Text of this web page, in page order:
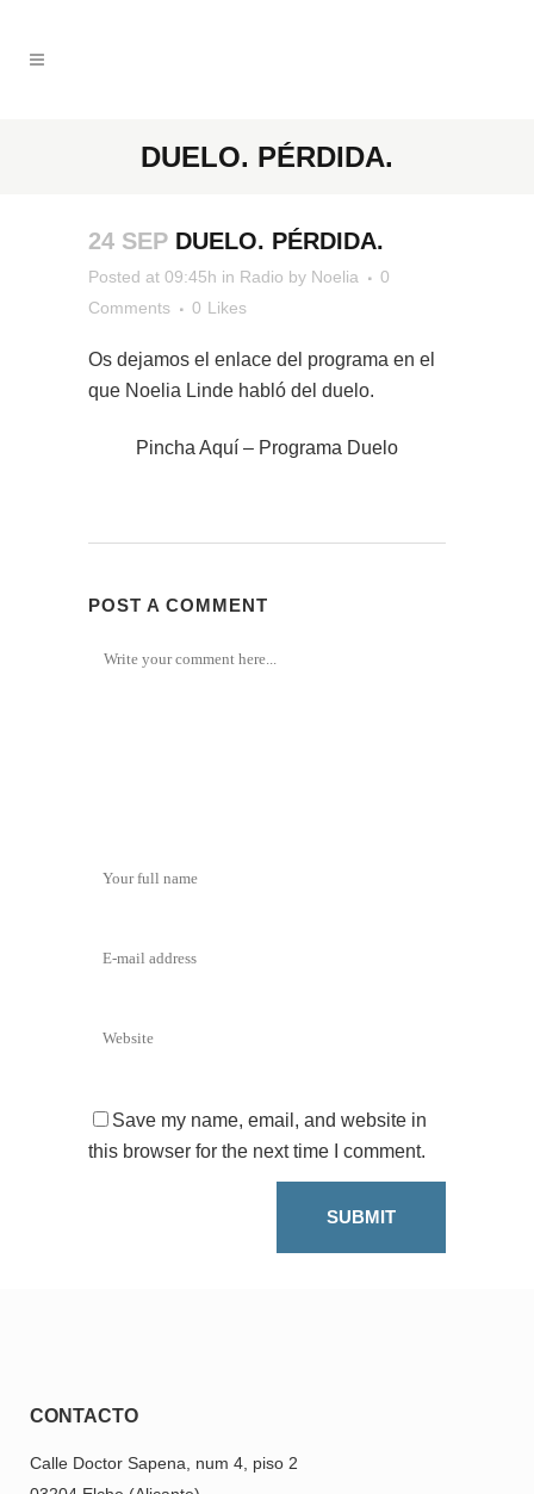
DUELO. PÉRDIDA.
24 SEP DUELO. PÉRDIDA.
Posted at 09:45h in Radio by Noelia
0
Comments
0 Likes
Os dejamos el enlace del programa en el
que Noelia Linde habló del duelo.
Pincha Aquí – Programa Duelo
POST A COMMENT
Save my name, email, and website in
this browser for the next time I comment.
CONTACTO
Calle Doctor Sapena, num 4, piso 2